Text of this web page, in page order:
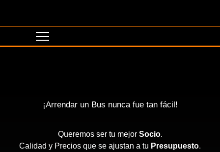
¡Arrendar un Bus nunca fue tan fácil!
Queremos ser tu mejor Socio.
Calidad y Precios que se ajustan a tu Presupuesto.